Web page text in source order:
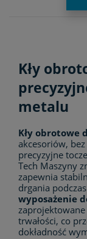
Kły
metalu
Kły obrotowe
akcesoriów,
precyzyjne
Tech Maszyny
zapewnia
drgania
wyposażenie
trwałości, co
dokładność